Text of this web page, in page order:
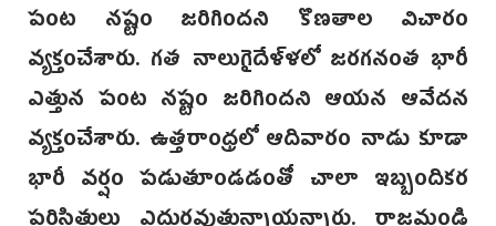
పంట నష్టం జరిగిందని కొణతాల విచారం
వ్యక్తంచేశారు. గత నాలుగైదేళ్ళలో జరగనంత భారీ
ఎత్తున పంట నష్టం జరిగిందని ఆయన ఆవేదన
వ్యక్తంచేశారు. ఉత్తరాంధ్రలో ఆదివారం నాడు కూడా
భారీ వర్షం పడుతూండడంతో చాలా ఇబ్బందికర